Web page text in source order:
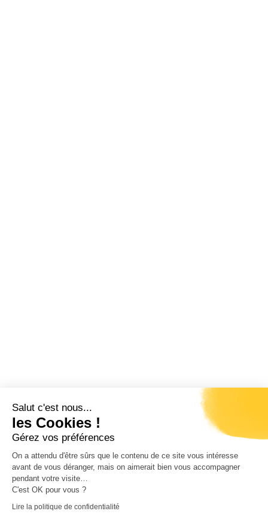
Salut c'est nous...
les Cookies !
Gérez vos préférences
On a attendu d'être sûrs que le contenu de ce site vous intéresse
avant de vous déranger, mais on aimerait bien vous accompagner
pendant votre visite…
C'est OK pour vous ?
Lire la politique de confidentialité